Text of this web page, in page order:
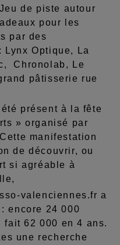
de piste autour
pour les
par des
Lynx Optique, La
Chronolab, Le
pâtisserie rue
présent à la fête
» organisé par
manifestation
de découvrir, ou
si agréable à
valenciennes.fr a
encore 24 000
62 000 en 4 ans.
une recherche